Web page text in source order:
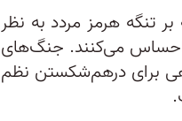
تنگه هرمز مردد به نظر
احساس می‌کنند. جنگ‌های
برای درهم‌شکستن نظم